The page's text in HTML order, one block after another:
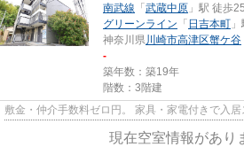
南武線 「 武蔵中原 」駅 徒歩
グリーンライン 「 日吉本町
神奈川県川崎市高津区蟹ケ谷
-
築年数：築19年
階数：3階建
敷金・仲介手数料ゼロ円。 家具・家電付きで入居
現在空室情報があり